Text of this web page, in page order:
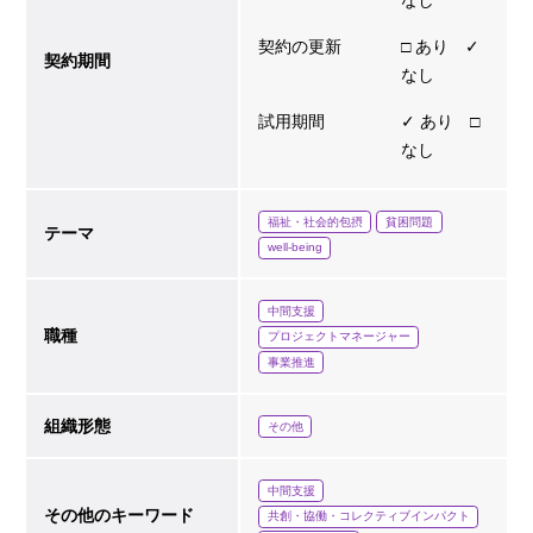
契約期間
契約の更新
□ あり ✓
なし
試用期間
✓ あり □
なし
テーマ
福祉・社会的包摂
貧困問題
well-being
職種
中間支援
プロジェクトマネージャー
事業推進
組織形態 その他
その他のキーワード
中間支援
共創・協働・コレクティブインパクト